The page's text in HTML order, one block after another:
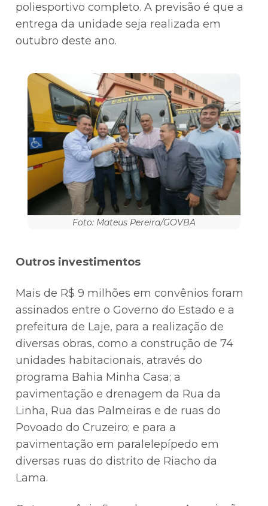
poliesportivo completo. A previsão é que a
entrega da unidade seja realizada em
outubro deste ano.
Foto: Mateus Pereira/GOVBA
Outros investimentos
Mais de R$ 9 milhões em convênios foram
assinados entre o Governo do Estado e a
prefeitura de Laje, para a realização de
diversas obras, como a construção de 74
unidades habitacionais, através do
programa Bahia Minha Casa; a
pavimentação e drenagem da Rua da
Linha, Rua das Palmeiras e de ruas do
Povoado do Cruzeiro; e para a
pavimentação em paralelepípedo em
diversas ruas do distrito de Riacho da
Lama.